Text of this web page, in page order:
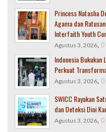
Princess Natasha
Agama dan
Interfaith Youth
Agustus 3, 2026, 0
Indonesia Bukukan
Perkuat
Agustus 3, 2026, 0
SWICC Rayakan
dan Deteksi Dini
Agustus 3, 2026, 0